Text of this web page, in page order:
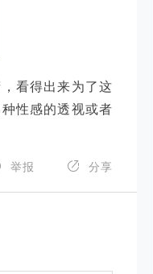
看得出来为了这
性感的透视或者
 分享
举报